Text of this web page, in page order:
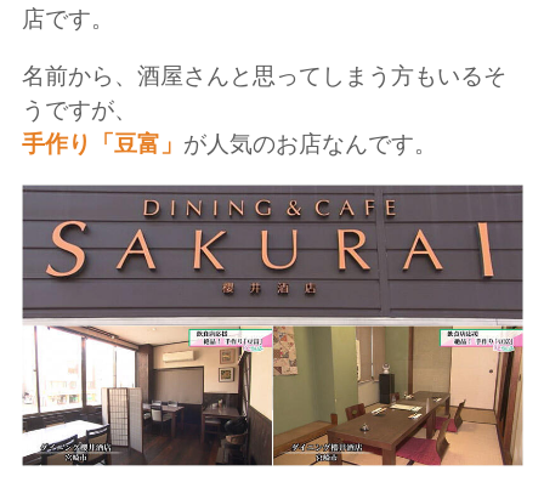
店です。
名前から、酒屋さんと思ってしまう方もいるそ
うですが、
手作り「豆富」 が人気のお店なんです。